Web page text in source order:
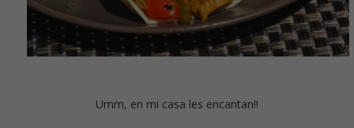
Umm, en mi casa les encantan!!